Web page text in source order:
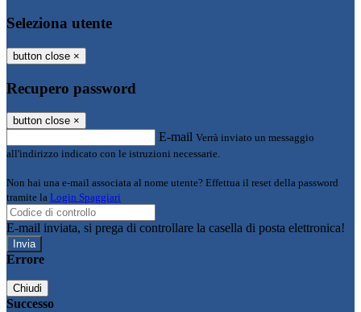
Seleziona utente
button close ×
Recupero password
button close ×
E-mail Verrà inviato un messaggio
all'indirizzo indicato con le istruzioni necessarie.
Non hai una e-mail associata al nome utente? Effettua il reset della password
tramite la Login Spaggiari
E-mail inviata, si prega di controllare la casella di posta elettronica!
Errore
Chiudi
Successo